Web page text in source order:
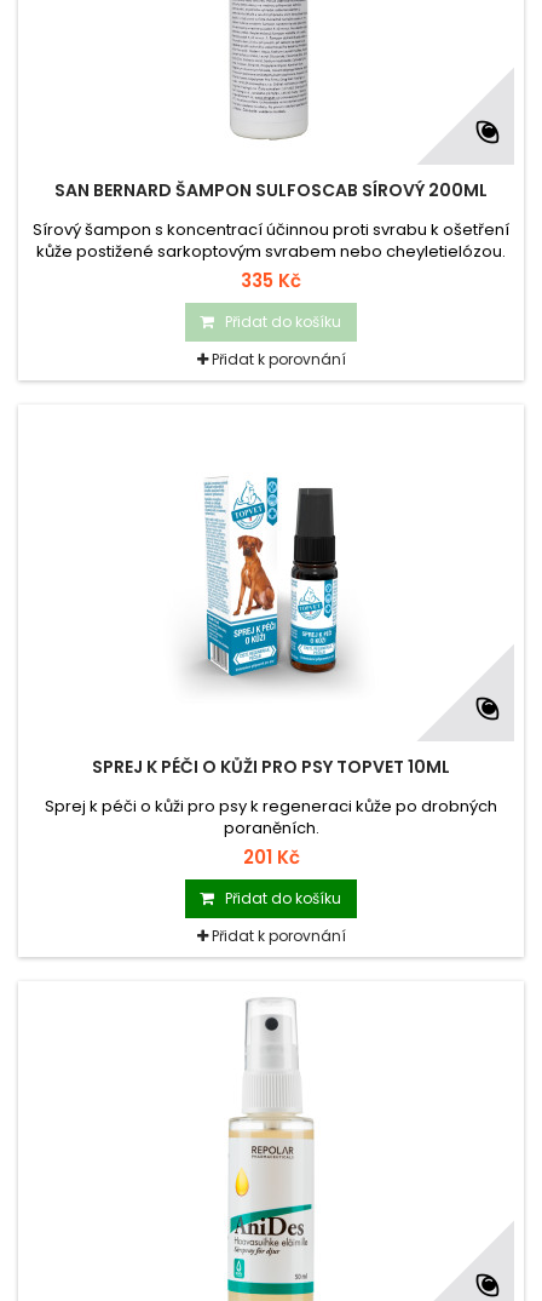
SAN BERNARD ŠAMPON SULFOSCAB SÍROVÝ 200ML
Sírový šampon s koncentrací účinnou proti svrabu k ošetření
kůže postižené sarkoptovým svrabem nebo cheyletielózou.
Přípravek je obzvláště vhodný pro malá štěňata, koťata, fretky
a malé hlodavce.
335 Kč
Přidat do košíku
Přidat k porovnání
SPREJ K PÉČI O KŮŽI PRO PSY TOPVET 10ML
Sprej k péči o kůži pro psy k regeneraci kůže po drobných
poraněních.
201 Kč
Přidat do košíku
Přidat k porovnání